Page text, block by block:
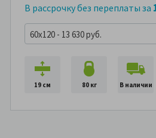
В рассрочку без переплаты за
60x120 - 13 630 руб.
19 см 80 кг В наличии